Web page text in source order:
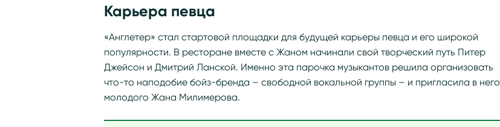
Карьера певца
«Англетер» стал стартовой площадки для будущей карьеры певца и его широкой
популярности. В ресторане вместе с Жаном начинали свой творческий путь Питер
Джейсон и Дмитрий Ланской. Именно эта парочка музыкантов решила организовать
что-то наподобие бойз-бренда – свободной вокальной группы – и пригласила в него
молодого Жана Милимерова.